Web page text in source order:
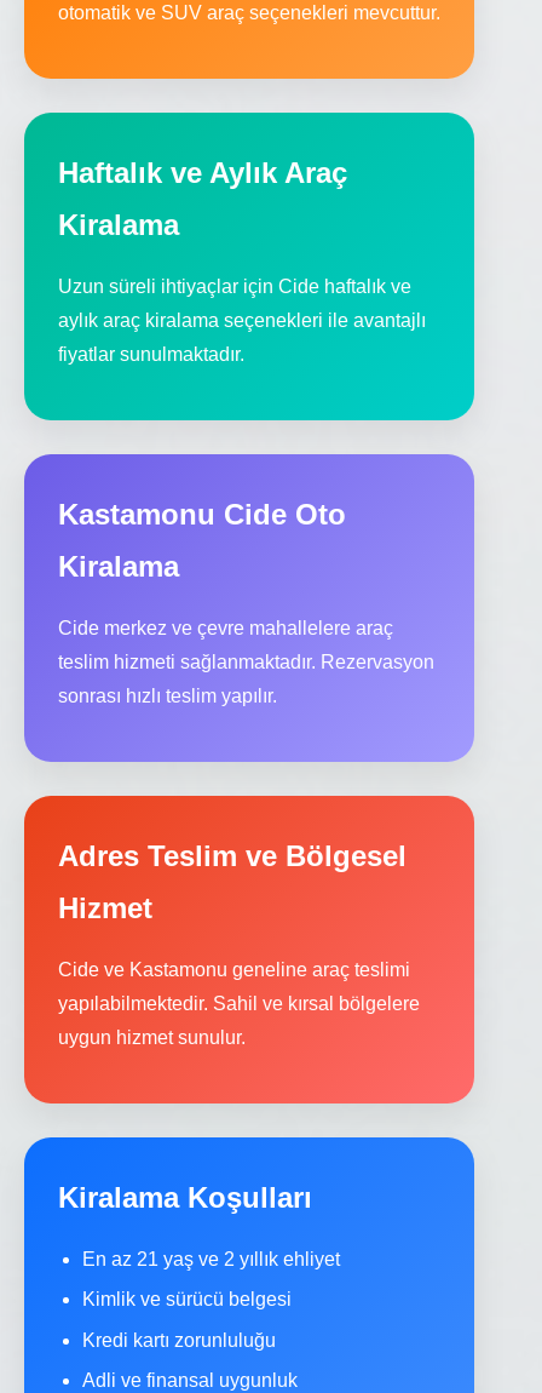
otomatik ve SUV araç seçenekleri mevcuttur.
Haftalık ve Aylık Araç
Kiralama
Uzun süreli ihtiyaçlar için Cide haftalık ve
aylık araç kiralama seçenekleri ile avantajlı
fiyatlar sunulmaktadır.
Kastamonu Cide Oto
Kiralama
Cide merkez ve çevre mahallelere araç
teslim hizmeti sağlanmaktadır. Rezervasyon
sonrası hızlı teslim yapılır.
Adres Teslim ve Bölgesel
Hizmet
Cide ve Kastamonu geneline araç teslimi
yapılabilmektedir. Sahil ve kırsal bölgelere
uygun hizmet sunulur.
Kiralama Koşulları
En az 21 yaş ve 2 yıllık ehliyet
Kimlik ve sürücü belgesi
Kredi kartı zorunluluğu
Adli ve finansal uygunluk